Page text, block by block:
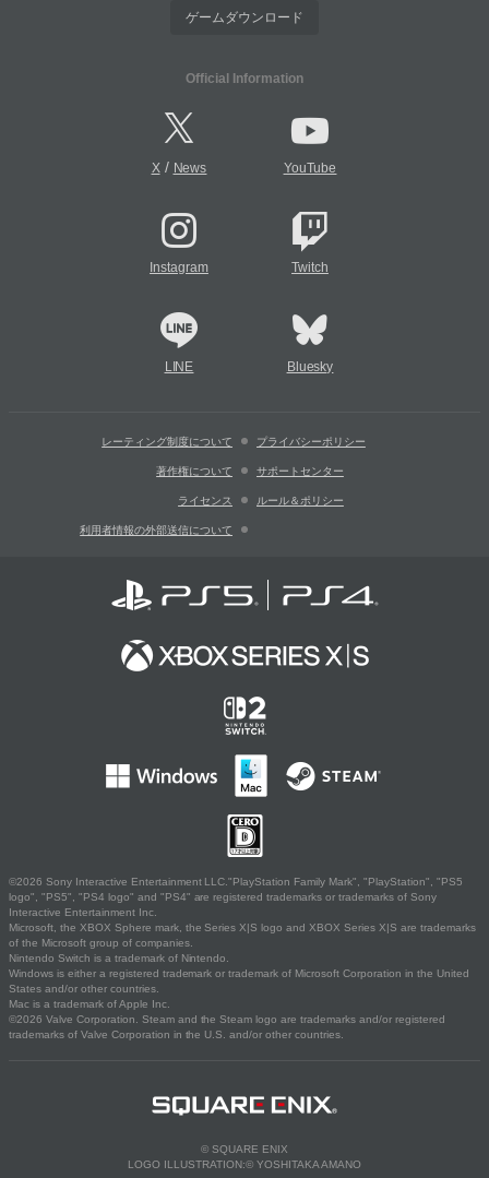
ゲームダウンロード
Official Information
X/ News YouTube
Instagram Twitch
LINE Bluesky
レーティング制度について プライバシーポリシー
著作権について サポートセンター
ライセンス ルール＆ポリシー
利用者情報の外部送信について
©2026 Sony Interactive Entertainment LLC."PlayStation Family Mark", "PlayStation", "PS5
logo", "PS5", "PS4 logo" and "PS4" are registered trademarks or trademarks of Sony
Interactive Entertainment Inc.
Microsoft, the XBOX Sphere mark, the Series X|S logo and XBOX Series X|S are trademarks
of the Microsoft group of companies.
Nintendo Switch is a trademark of Nintendo.
Windows is either a registered trademark or trademark of Microsoft Corporation in the United
States and/or other countries.
Mac is a trademark of Apple Inc.
©2026 Valve Corporation. Steam and the Steam logo are trademarks and/or registered
trademarks of Valve Corporation in the U.S. and/or other countries.
© SQUARE ENIX
LOGO ILLUSTRATION:© YOSHITAKA AMANO